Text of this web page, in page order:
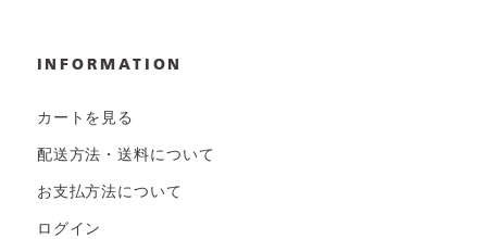
INFORMATION
カートを見る
配送方法・送料について
お支払方法について
ログイン